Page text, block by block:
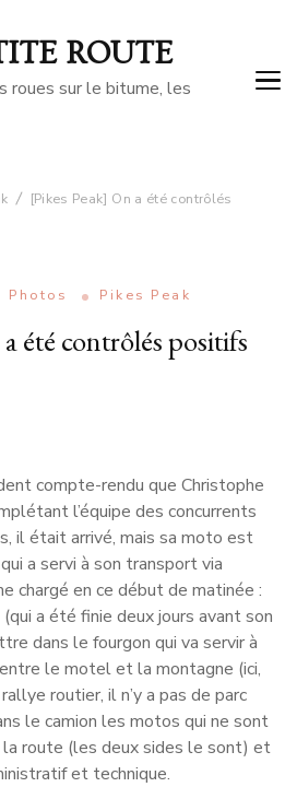
ROUTE
roues sur le bitume, les
[Pikes Peak] On a été contrôlés
Photos Pikes Peak
été contrôlés positifs
compte-rendu que Christophe
l’équipe des concurrents
il était arrivé, mais sa moto est
a servi à son transport via
chargé en ce début de matinée :
a été finie deux jours avant son
dans le fourgon qui va servir à
le motel et la montagne (ici,
routier, il n’y a pas de parc
le camion les motos qui ne sont
route (les deux sides le sont) et
et technique.